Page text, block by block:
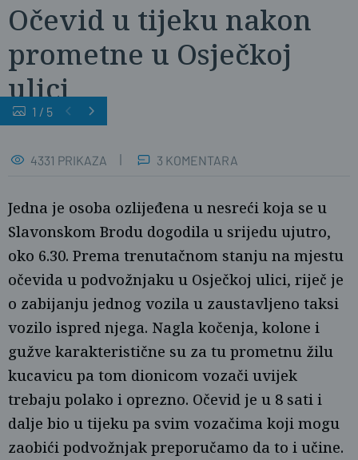
Očevid u tijeku nakon
prometne u Osječkoj
ulici
1 / 5
4331 PRIKAZA 3 KOMENTARA
Jedna je osoba ozlijeđena u nesreći koja se u
Slavonskom Brodu dogodila u srijedu ujutro,
oko 6.30. Prema trenutačnom stanju na mjestu
očevida u podvožnjaku u Osječkoj ulici, riječ je
o zabijanju jednog vozila u zaustavljeno taksi
vozilo ispred njega. Nagla kočenja, kolone i
gužve karakteristične su za tu prometnu žilu
kucavicu pa tom dionicom vozači uvijek
trebaju polako i oprezno. Očevid je u 8 sati i
dalje bio u tijeku pa svim vozačima koji mogu
zaobići podvožnjak preporučamo da to i učine.